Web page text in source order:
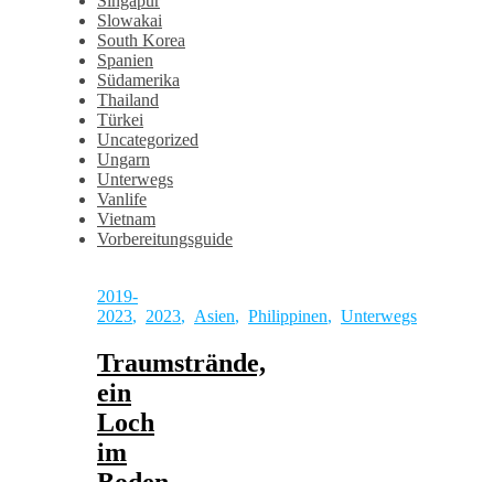
Slowakai
South Korea
Spanien
Südamerika
Thailand
Türkei
Uncategorized
Ungarn
Unterwegs
Vanlife
Vietnam
Vorbereitungsguide
2019-
2023, 2023, Asien, Philippinen, Unterwegs
Traumstrände,
ein
Loch
im